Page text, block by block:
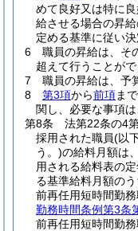
めて良好又は特に
給させる場合の昇
定める基準に従い決
6
職員の昇給は、そ
超えて行うことがで
7
職員の昇給は、予
8
第3項から前項ま
関し、必要な事項は
第8条
法第22条の4
採用された職員(以
う。)の給料月額は
用される給料表の
る基準給料月額のう
前再任用短時間勤
勤務時間条例第3条
前再任用短時間勤